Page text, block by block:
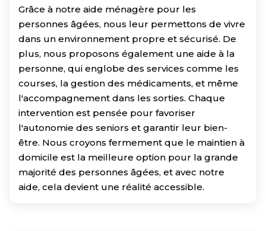
Grâce à notre aide ménagère pour les
personnes âgées, nous leur permettons de vivre
dans un environnement propre et sécurisé. De
plus, nous proposons également une aide à la
personne, qui englobe des services comme les
courses, la gestion des médicaments, et même
l'accompagnement dans les sorties. Chaque
intervention est pensée pour favoriser
l'autonomie des seniors et garantir leur bien-
être. Nous croyons fermement que le maintien à
domicile est la meilleure option pour la grande
majorité des personnes âgées, et avec notre
aide, cela devient une réalité accessible.